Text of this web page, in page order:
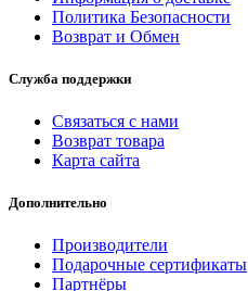
Политика Безопасности
Возврат и Обмен
Служба поддержки
Связаться с нами
Возврат товара
Карта сайта
Дополнительно
Производители
Подарочные сертификаты
Партнёры